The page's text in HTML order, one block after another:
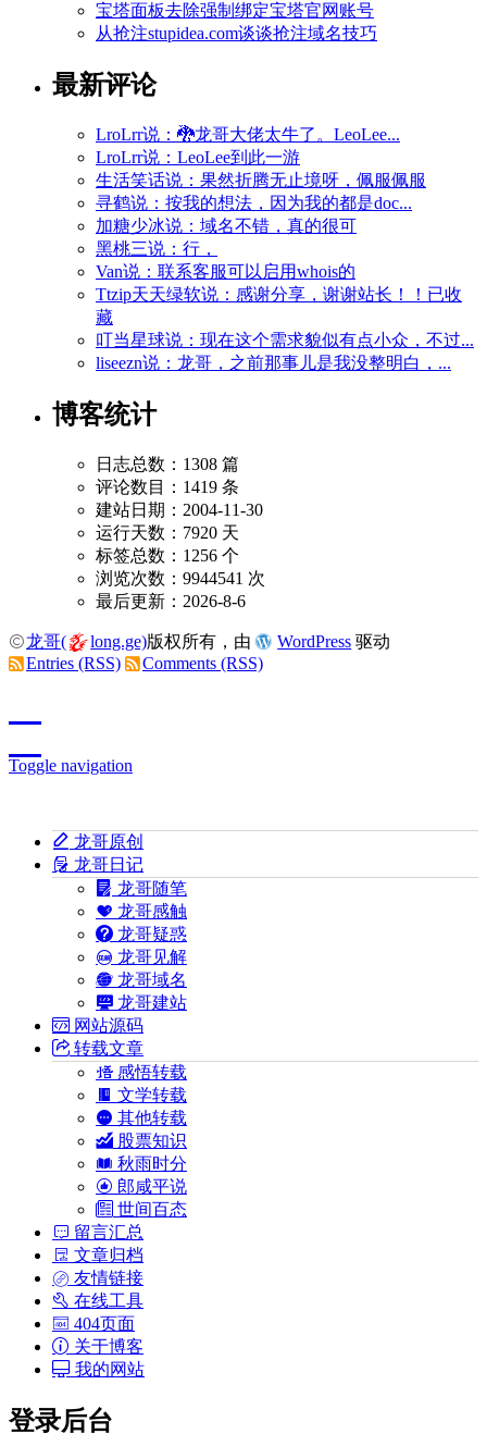
宝塔面板去除强制绑定宝塔官网账号
从抢注stupidea.com谈谈抢注域名技巧
最新评论
LroLrr说：🐉龙哥大佬太牛了。LeoLee...
LroLrr说：LeoLee到此一游
生活笑话说：果然折腾无止境呀，佩服佩服
寻鹤说：按我的想法，因为我的都是doc...
加糖少冰说：域名不错，真的很可
黑桃三说：行，
Van说：联系客服可以启用whois的
Ttzip天天绿软说：感谢分享，谢谢站长！！已收
藏
叮当星球说：现在这个需求貌似有点小众，不过...
liseezn说：龙哥，之前那事儿是我没整明白，...
博客统计
日志总数：1308 篇
评论数目：1419 条
建站日期：2004-11-30
运行天数：7920 天
标签总数：1256 个
浏览次数：9944541 次
最后更新：2026-8-6
龙哥( long.ge)版权所有，由 WordPress 驱动
Entries (RSS)
Comments (RSS)
Toggle navigation
龙哥原创
龙哥日记
龙哥随笔
龙哥感触
龙哥疑惑
龙哥见解
龙哥域名
龙哥建站
网站源码
转载文章
感悟转载
文学转载
其他转载
股票知识
秋雨时分
郎咸平说
世间百态
留言汇总
文章归档
友情链接
在线工具
404页面
关于博客
我的网站
登录后台